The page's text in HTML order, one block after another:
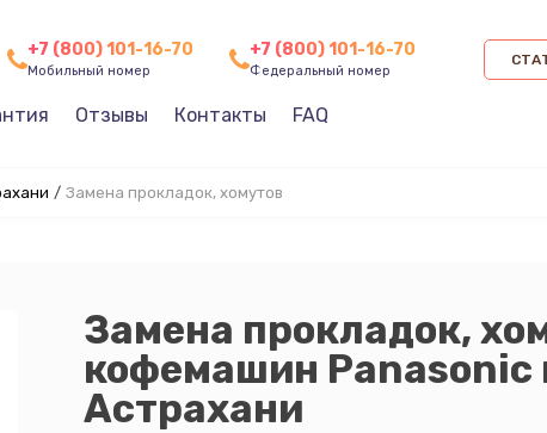
+7 (800) 101-16-70
Мобильный номер
+7 (800) 101-16-70
Федеральный номер
Отзывы Контакты FAQ
/ Замена прокладок, хомутов
Замена прокладок,
кофемашин Panasonic
Астрахани